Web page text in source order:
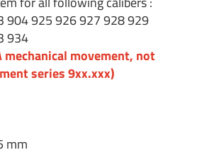
904 925 926 927 928 929
934
mechanical movement, not
series 9xx.xxx)
mm